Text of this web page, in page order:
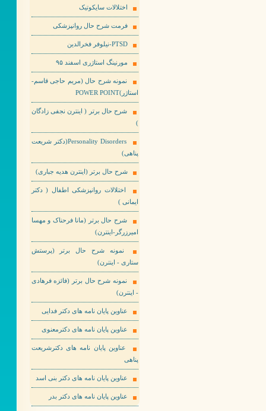
اختلالات سایکوتیک
فرمت شرح حال روانپزشکی
PTSD-نیلوفر فخرالدین
مورنینگ استاژری اسفند ۹۵
نمونه شرح حال (مریم حاجی قاسم-
استاژر)POWER POINT
شرح حال برتر ( اینترن نجفی زادگان
)
Personality Disorders(دکتر شریعت
پناهی)
شرح حال برتر (اینترن هدیه جباری)
اختلالات روانپزشکی اطفال ( دکتر
ایمانی )
شرح حال برتر (مانا فرحناک و مهسا
امیرزرگر-اینترن)
نمونه شرح حال برتر (پرستش
ستاری - اینترن)
نمونه شرح حال برتر (فائزه فرهادی
- اینترن)
عناوین پایان نامه های دکتر فدایی
عناوین پایان نامه های دکترمعنوی
عناوین پایان نامه های دکترشریعت
پناهی
عناوین پایان نامه های دکتر بنی اسد
عناوین پایان نامه های دکتر بدر